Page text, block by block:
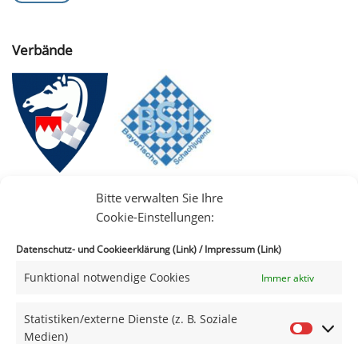
Bitte verwalten Sie Ihre
Cookie-Einstellungen:
Datenschutz- und Cookieerklärung (Link)/Impressum (Link)
Funktional notwendige Cookies Immer aktiv
Statistiken/externe Dienste (z. B. Soziale
Medien)
Verbände